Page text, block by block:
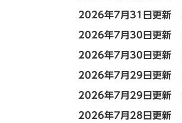
2026年7月31日更新
2026年7月30日更新
2026年7月30日更新
2026年7月29日更新
2026年7月29日更新
2026年7月28日更新